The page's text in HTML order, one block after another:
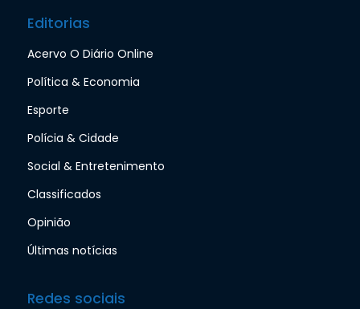
Editorias
Acervo O Diário Online
Política & Economia
Esporte
Polícia & Cidade
Social & Entretenimento
Classificados
Opinião
Últimas notícias
Redes sociais